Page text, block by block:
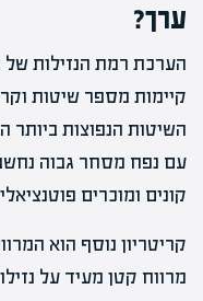
ערך?
הערכת רמת הנזילות של
קיימות מספר שיטות
השיטות הנפוצות ביותר
עם נפח מסחר גבוה
קונים ומוכרים
קריטריון נוסף הוא
מרווח קטן מעיד על